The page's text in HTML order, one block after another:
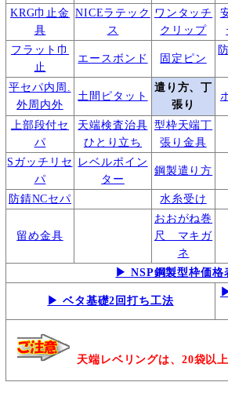
KRG巾止金
具
NICEラテック
ス
ワンタッチ
クリップ
フラット巾
止
エースボンド 固定ピン
平セパ内周.
外周内外
土間ピタット
遣り方、丁
張り
上部段付セ
パ
天端検査治具
ひとり立ち
型枠天端丁
張り金具
Sガッチリセ
パ
レベルポイン
ター
鋼製遣り方
防錆NCセパ 水糸受け
留め金具
おおがね巻
尺 マキガ
ネ
▶ NSP鋼製型枠価格
▶ ベタ基礎2回打ち工法
天端レベリングは、20袋以